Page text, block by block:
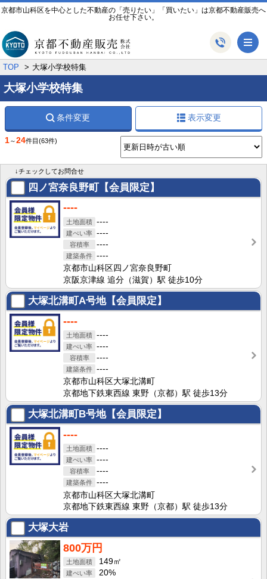
京都市山科区を中心とした不動産の「売りたい」「買いたい」は京都不動産販売へ
お任せ下さい。
TOP 大塚小学校特集
大塚小学校特集
条件変更 表示変更
1～24件目 (63件)
↓チェックしてお問合せ
四ノ宮奈良野町【会員限定】
----
----
----
----
----
京都市山科区四ノ宮奈良野町
京阪京津線 追分（滋賀）駅 徒歩10分
大塚北溝町A号地【会員限定】
----
----
----
----
----
京都市山科区大塚北溝町
京都地下鉄東西線 東野（京都）駅 徒歩13分
大塚北溝町B号地【会員限定】
----
----
----
----
----
京都市山科区大塚北溝町
京都地下鉄東西線 東野（京都）駅 徒歩13分
大塚大岩
800万円
149㎡
20%